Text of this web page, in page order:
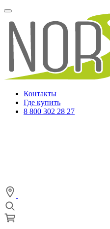
Контакты
Где купить
8 800 302 28 27